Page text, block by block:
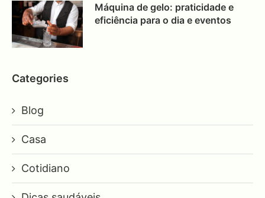
Máquina de gelo: praticidade e
eficiência para o dia e eventos
Categories
Blog
Casa
Cotidiano